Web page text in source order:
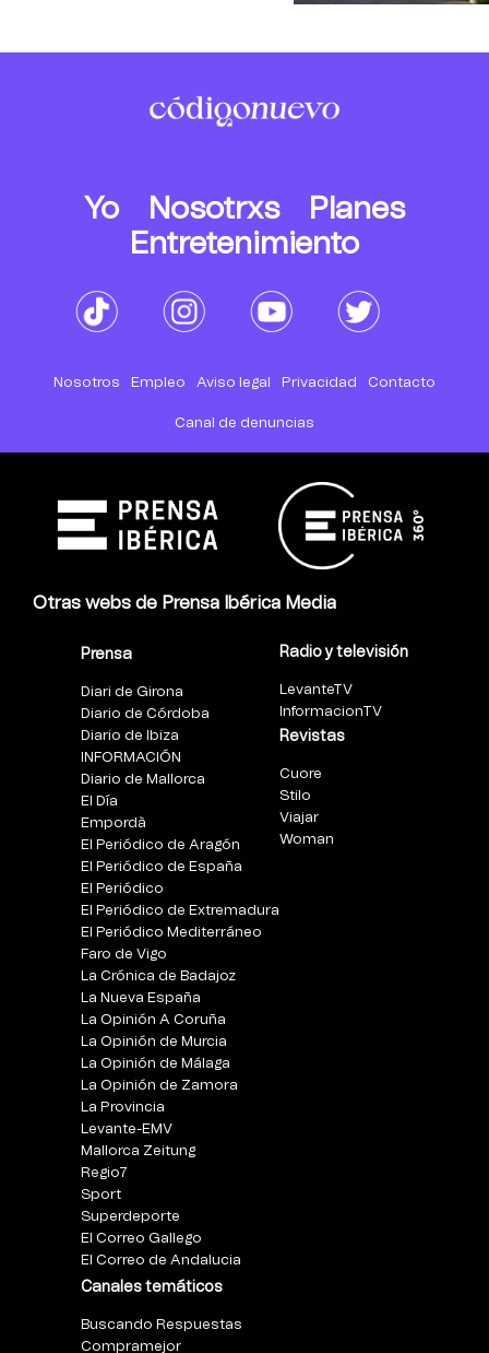
Yo Nosotrxs
Planes
Entretenimiento
Nosotros Empleo Aviso legal Privacidad Contacto
Canal de denuncias
Otras webs de Prensa Ibérica Media
Prensa
Diari de Girona
Diario de Córdoba
Diario de Ibiza
INFORMACIÓN
Diario de Mallorca
El Día
Empordà
El Periódico de Aragón
El Periódico de España
El Periódico
El Periódico de Extremadura
El Periódico Mediterráneo
Faro de Vigo
La Crónica de Badajoz
La Nueva España
La Opinión A Coruña
La Opinión de Murcia
La Opinión de Málaga
La Opinión de Zamora
La Provincia
Levante-EMV
Mallorca Zeitung
Regio7
Sport
Superdeporte
El Correo Gallego
El Correo de Andalucia
Canales temáticos
Buscando Respuestas
Compramejor
Radio y televisión
LevanteTV
InformacionTV
Revistas
Cuore
Stilo
Viajar
Woman